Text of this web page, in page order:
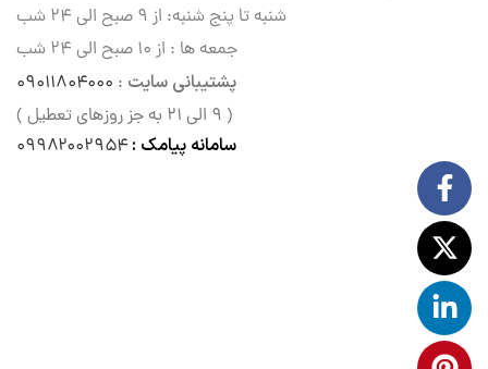
شنبه تا پنج شنبه: از ۹ صبح الی
۲۴ شب
جمعه ها : از ۱۰ صبح الی ۲۴ شب
پشتیبانی سایت : ۰۹۰۱۱۸۰۴۰۰۰
( ۹ الی ۲۱ به جز روزهای تعطیل )
سامانه پیامک : ۰۹۹۸۲۰۰۲۹۵۴